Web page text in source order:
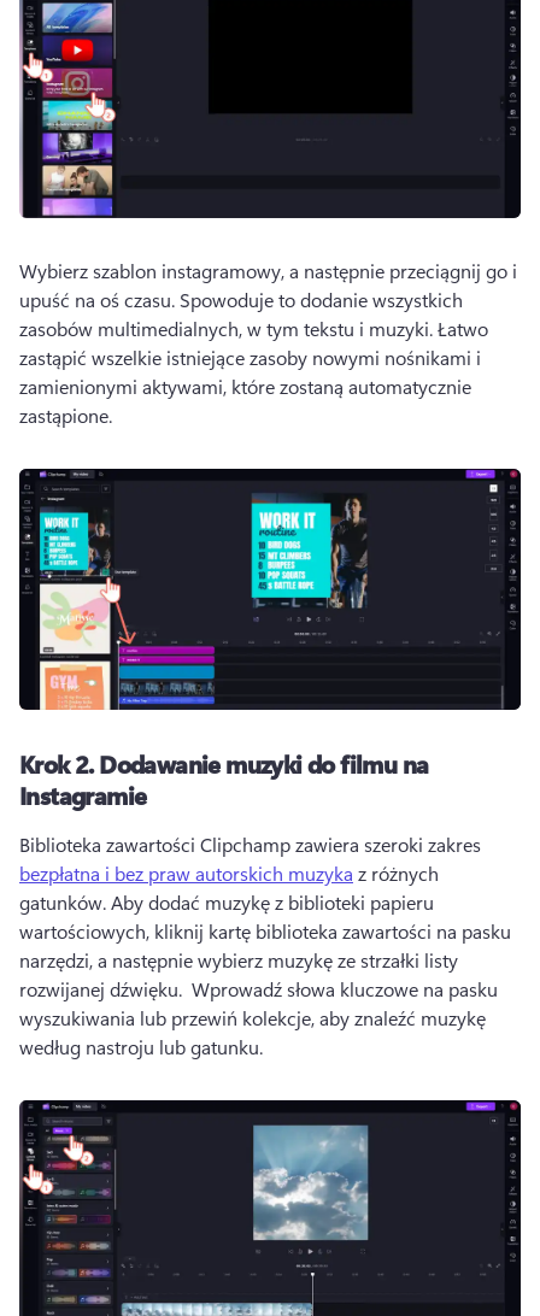
Wybierz szablon instagramowy, a następnie przeciągnij go i
upuść na oś czasu. Spowoduje to dodanie wszystkich
zasobów multimedialnych, w tym tekstu i muzyki. Łatwo
zastąpić wszelkie istniejące zasoby nowymi nośnikami i
zamienionymi aktywami, które zostaną automatycznie
zastąpione.
Krok 2.Dodawanie muzyki do filmu na
Instagramie
Biblioteka zawartości Clipchamp zawiera szeroki zakres
bezpłatna i bez praw autorskich muzyka z różnych
gatunków. Aby dodać muzykę z biblioteki papieru
wartościowych, kliknij kartę biblioteka zawartości na pasku
narzędzi, a następnie wybierz muzykę ze strzałki listy
rozwijanej dźwięku. Wprowadź słowa kluczowe na pasku
wyszukiwania lub przewiń kolekcje, aby znaleźć muzykę
według nastroju lub gatunku.